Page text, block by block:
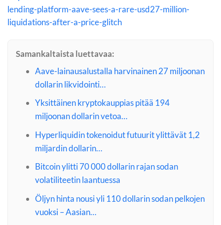
lending-platform-aave-sees-a-rare-usd27-million-
liquidations-after-a-price-glitch
Samankaltaista luettavaa:
Aave-lainausalustalla harvinainen 27 miljoonan
dollarin likvidointi…
Yksittäinen kryptokauppias pitää 194
miljoonan dollarin vetoa…
Hyperliquidin tokenoidut futuurit ylittävät 1,2
miljardin dollarin…
Bitcoin ylitti 70 000 dollarin rajan sodan
volatiliteetin laantuessa
Öljyn hinta nousi yli 110 dollarin sodan pelkojen
vuoksi – Aasian…